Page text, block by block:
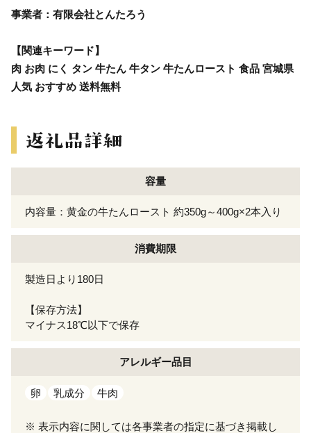
事業者：有限会社とんたろう
【関連キーワード】
肉 お肉 にく タン 牛たん 牛タン 牛たんロースト 食品 宮城県
人気 おすすめ 送料無料
容量
内容量：黄金の牛たんロースト 約350g～400g×2本入り
消費期限
製造日より180日
【保存方法】
マイナス18℃以下で保存
アレルギー品目
卵 乳成分 牛肉
※ 表示内容に関しては各事業者の指定に基づき掲載し